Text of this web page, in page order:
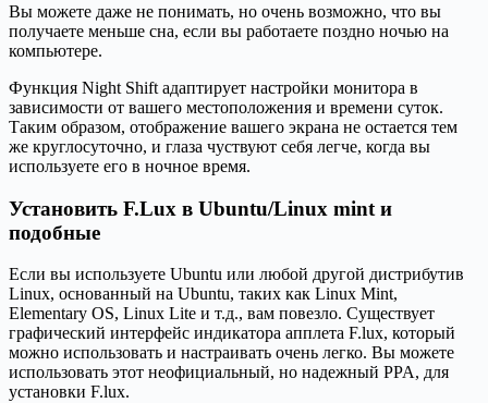
Вы можете даже не понимать, но очень возможно, что вы
получаете меньше сна, если вы работаете поздно ночью на
компьютере.
Функция Night Shift адаптирует настройки монитора в
зависимости от вашего местоположения и времени суток.
Таким образом, отображение вашего экрана не остается тем
же круглосуточно, и глаза чуствуют себя легче, когда вы
используете его в ночное время.
Установить F.Lux в Ubuntu/Linux mint и
подобные
Если вы используете Ubuntu или любой другой дистрибутив
Linux, основанный на Ubuntu, таких как Linux Mint,
Elementary OS, Linux Lite и т.д., вам повезло. Существует
графический интерфейс индикатора апплета F.lux, который
можно использовать и настраивать очень легко. Вы можете
использовать этот неофициальный, но надежный PPA, для
установки F.lux.